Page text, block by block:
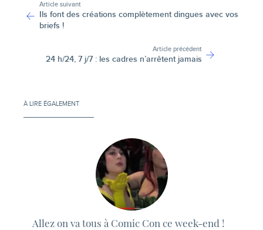
Article suivant
Ils font des créations complètement dingues avec vos
briefs !
Article précédent
24 h/24, 7 j/7 : les cadres n’arrêtent jamais
À LIRE ÉGALEMENT
Allez on va tous à Comic Con ce week-end !